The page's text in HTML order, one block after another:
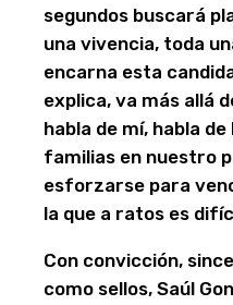
segundos buscará
una vivencia, toda
encarna esta
explica, va más allá
habla de mí, habla
familias en nuestro
esforzarse para
la que a ratos es
Con convicción,
como sellos, Saúl